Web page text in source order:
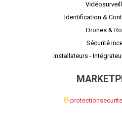
Identification &
Drones &
Sécurité
Installateurs -
e-